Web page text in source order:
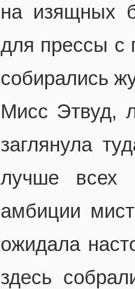
на изящных
для прессы с
собирались
Мисс Этвуд,
заглянула
лучше всех
амбиции
ожидала
здесь